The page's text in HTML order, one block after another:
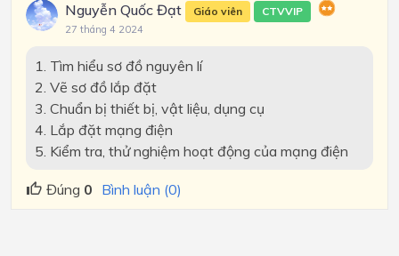
Nguyễn Quốc Đạt Giáo viên CTVVIP
27 tháng 4 2024
1. Tìm hiểu sơ đồ nguyên lí
2. Vẽ sơ đồ lắp đặt
3. Chuẩn bị thiết bị, vật liệu, dụng cụ
4. Lắp đặt mạng điện
5. Kiểm tra, thử nghiệm hoạt động của mạng điện
Đúng 0 Bình luận (0)